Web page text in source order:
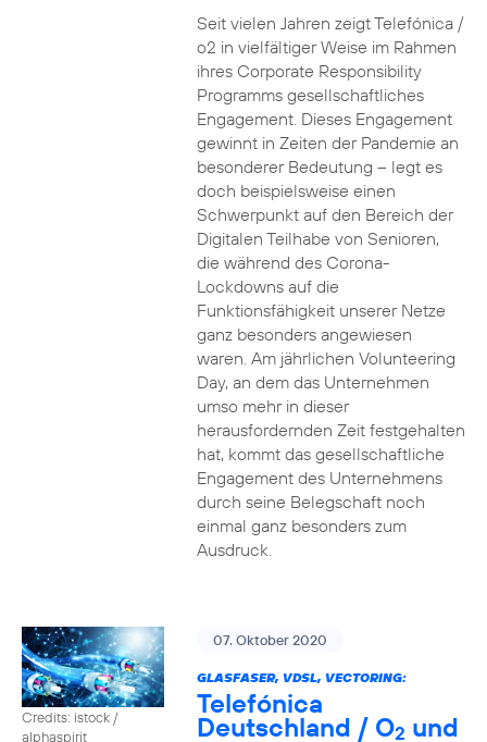
Seit vielen Jahren zeigt Telefónica /
o2 in vielfältiger Weise im Rahmen
ihres Corporate Responsibility
Programms gesellschaftliches
Engagement. Dieses Engagement
gewinnt in Zeiten der Pandemie an
besonderer Bedeutung – legt es
doch beispielsweise einen
Schwerpunkt auf den Bereich der
Digitalen Teilhabe von Senioren,
die während des Corona-
Lockdowns auf die
Funktionsfähigkeit unserer Netze
ganz besonders angewiesen
waren. Am jährlichen Volunteering
Day, an dem das Unternehmen
umso mehr in dieser
herausfordernden Zeit festgehalten
hat, kommt das gesellschaftliche
Engagement des Unternehmens
durch seine Belegschaft noch
einmal ganz besonders zum
Ausdruck.
Credits: istock /
alphaspirit
07. Oktober 2020
GLASFASER, VDSL, VECTORING:
Telefónica
Deutschland / O2 und